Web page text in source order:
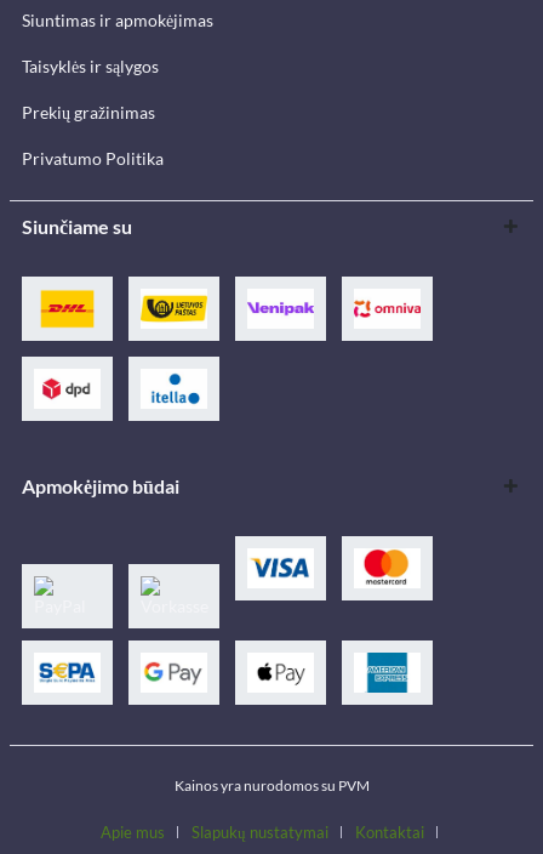
Siuntimas ir apmokėjimas
Taisyklės ir sąlygos
Prekių gražinimas
Privatumo Politika
Siunčiame su
Apmokėjimo būdai
Kainos yra nurodomos su PVM
Apie mus Slapukų nustatymai Kontaktai